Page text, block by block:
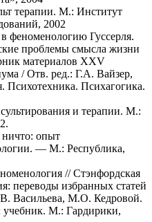
терапии. М.: Институт
2002
феноменологию Гуссерля.
проблемы смысла жизни
материалов XXV
/ Отв. ред.: Г.А. Вайзер,
Психагогика.
и терапии. М.:
опыт
— М.: Республика,
// Стэнфордская
переводы избранных статей
Васильева, М.О. Кедровой.
М.: Гардирики,